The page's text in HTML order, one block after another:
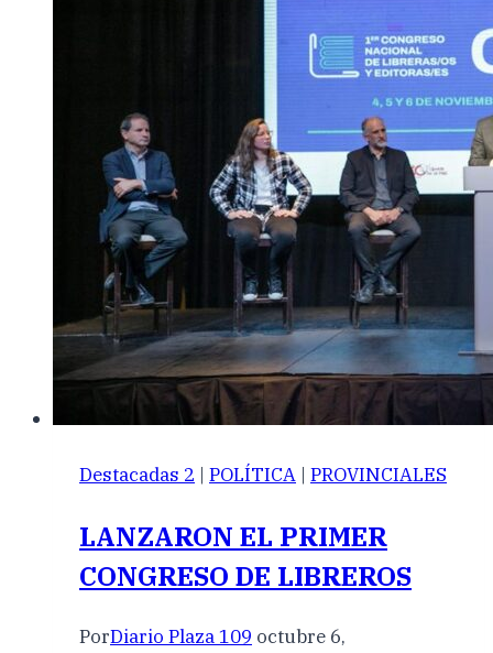
Destacadas 2 | POLÍTICA | PROVINCIALES
LANZARON EL PRIMER
CONGRESO DE LIBREROS
PorDiario Plaza 109 octubre 6,